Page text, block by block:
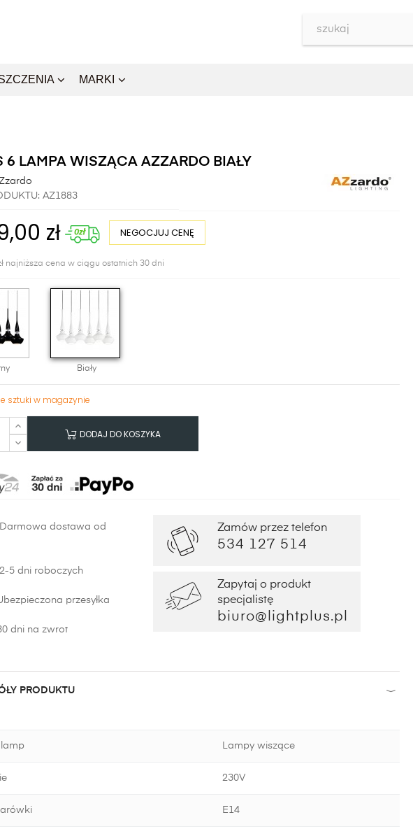
MARKI
6 LAMPA WISZĄCA AZZARDO BIAŁY
AZ1883
zł NEGOCJUJ CENĘ
najniższa cena w ciągu ostatnich 30 dni
Biały
sztuki w magazynie
DODAJ DO KOSZYKA
Darmowa dostawa od
2-5 dni roboczych
przesyłka
dni na zwrot
Zamów przez telefon
534 127 514
Zapytaj o produkt
specjalistę
biuro@lightplus.pl
PRODUKTU
lamp Lampy wiszące
230V
E14